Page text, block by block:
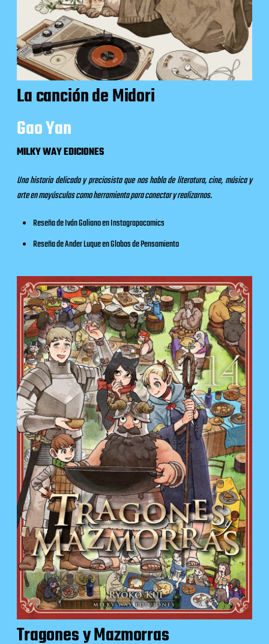
La canción de Midori
Gao Yan
MILKY WAY EDICIONES
Una historia delicada y preciosista que nos habla de literatura, cine, música y
arte en mayúsculas como herramienta para conectar y realizarnos.
Reseña de Iván Galiano enInstagrapacomics
Reseña de Ander Luque enGlobos de Pensamiento
Tragones y Mazmorras